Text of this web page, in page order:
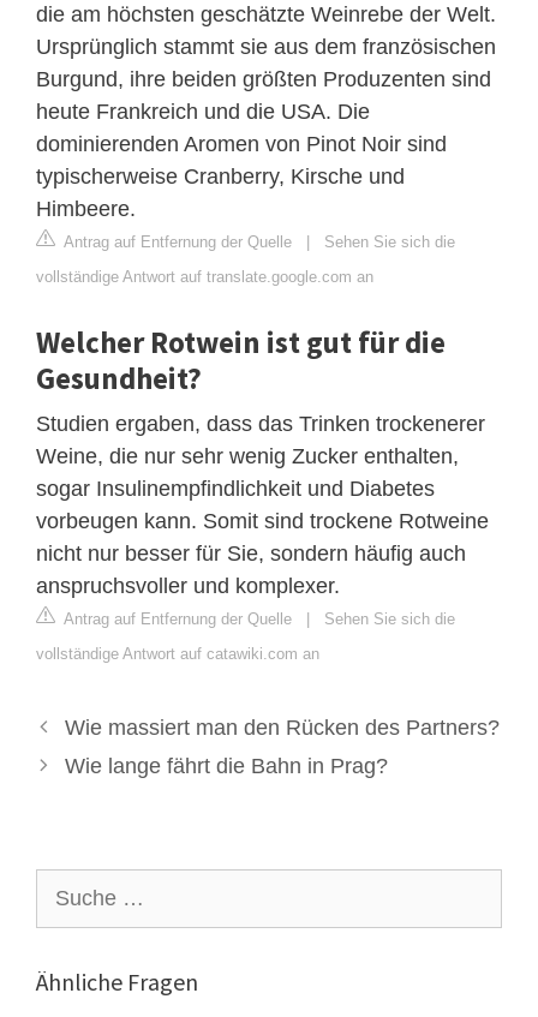
die am höchsten geschätzte Weinrebe der Welt.
Ursprünglich stammt sie aus dem französischen
Burgund, ihre beiden größten Produzenten sind
heute Frankreich und die USA. Die
dominierenden Aromen von Pinot Noir sind
typischerweise Cranberry, Kirsche und
Himbeere.
Antrag auf Entfernung der Quelle | Sehen Sie sich die
vollständige Antwort auf translate.google.com an
Welcher Rotwein ist gut für die
Gesundheit?
Studien ergaben, dass das Trinken trockenerer
Weine, die nur sehr wenig Zucker enthalten,
sogar Insulinempfindlichkeit und Diabetes
vorbeugen kann. Somit sind trockene Rotweine
nicht nur besser für Sie, sondern häufig auch
anspruchsvoller und komplexer.
Antrag auf Entfernung der Quelle | Sehen Sie sich die
vollständige Antwort auf catawiki.com an
Wie massiert man den Rücken des Partners?
Wie lange fährt die Bahn in Prag?
nach:
Ähnliche Fragen